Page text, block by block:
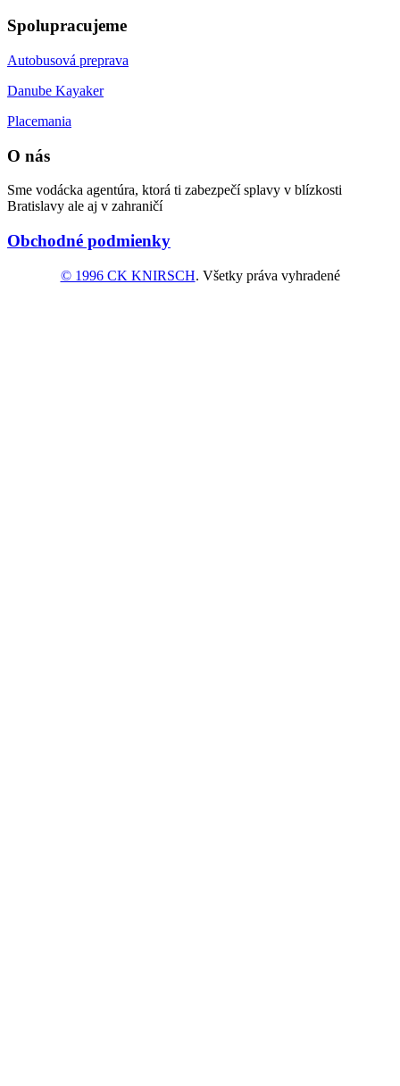
Spolupracujeme
Autobusová preprava
Danube Kayaker
Placemania
O nás
Sme vodácka agentúra, ktorá ti zabezpečí splavy v blízkosti
Bratislavy ale aj v zahraničí
Obchodné podmienky
© 1996 CK KNIRSCH. Všetky práva vyhradené